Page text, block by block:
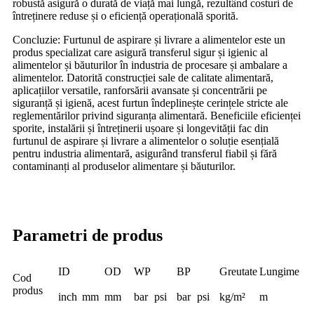
robustă asigură o durată de viață mai lungă, rezultând costuri de
întreținere reduse și o eficiență operațională sporită.
Concluzie: Furtunul de aspirare și livrare a alimentelor este un
produs specializat care asigură transferul sigur și igienic al
alimentelor și băuturilor în industria de procesare și ambalare a
alimentelor. Datorită construcției sale de calitate alimentară,
aplicațiilor versatile, ranforsării avansate și concentrării pe
siguranță și igienă, acest furtun îndeplinește cerințele stricte ale
reglementărilor privind siguranța alimentară. Beneficiile eficienței
sporite, instalării și întreținerii ușoare și longevității fac din
furtunul de aspirare și livrare a alimentelor o soluție esențială
pentru industria alimentară, asigurând transferul fiabil și fără
contaminanți al produselor alimentare și băuturilor.
Parametri de produs
Cod
produs
ID OD WP BP GreutateLungime
inch mm mm bar psi bar psi kg/m²
m